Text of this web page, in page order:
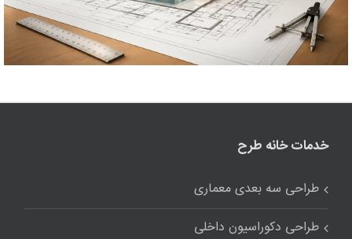
خدمات خانه طرح
طراحی سه بعدی معماری
طراحی دکوراسیون داخلی